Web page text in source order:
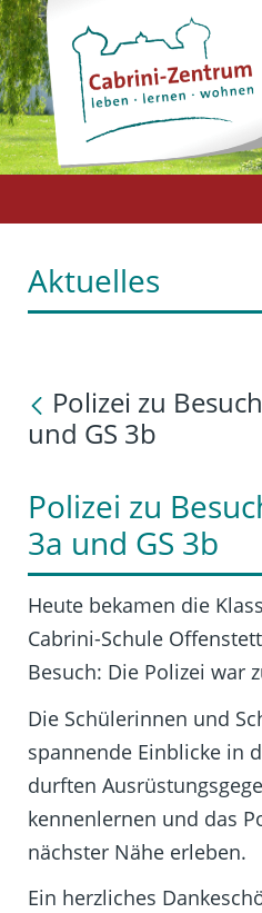
Aktuelles
Polizei zu
und GS 3b
Polizei zu
3a und GS 3b
Heute bekamen die
Cabrini-Schule
Besuch: Die Polizei war
Die Schülerinnen und
spannende Einblicke in
durften
kennenlernen und das
nächster Nähe erleben.
Ein herzliches